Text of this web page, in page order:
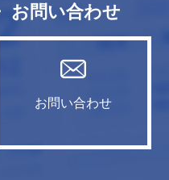
お問い合わせ
お問い合わせ